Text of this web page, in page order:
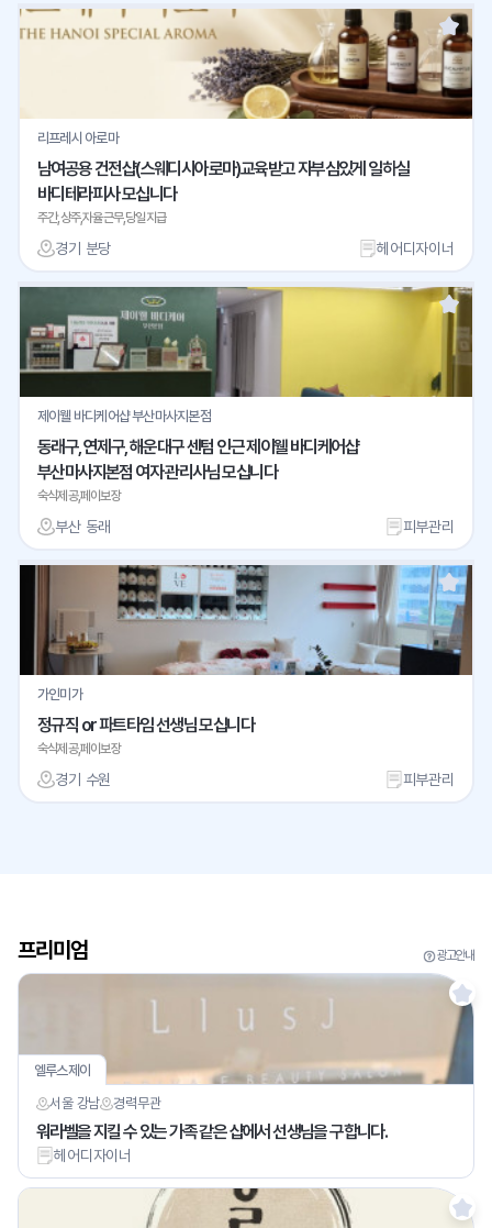
리프레시 아로마
남여공용 건전샵(스웨디시아로마)교육받고 자부심있게 일하실
바디테라피사 모십니다
주간,상주,자율근무,당일지급
경기 분당 헤어디자이너
제이웰 바디케어샵 부산마사지본점
동래구, 연제구, 해운대구 센텀 인근 제이웰 바디케어샵
부산마사지본점 여자 관리사님 모십니다
숙식제공,페이보장
부산 동래 피부관리
가인미가
정규직 or 파트타임 선생님 모십니다
숙식제공,페이보장
경기 수원 피부관리
프리미엄 광고안내
엘루스제이
서울 강남
경력무관
워라벨을 지킬 수 있는 가족 같은 샵에서 선생님을 구합니다.
헤어디자이너